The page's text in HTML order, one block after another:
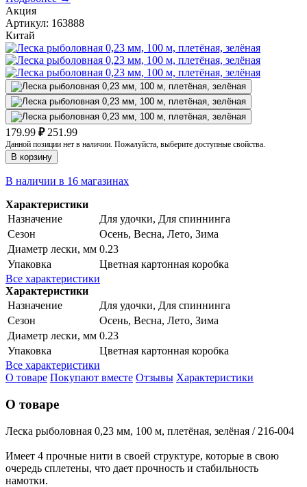
Акция
Артикул: 163888
Китай
179.99 ₽ 251.99
Данной позиции нет в наличии. Пожалуйста, выберите доступные свойства.
В корзину
В наличии в 16 магазинах
Характеристики
Назначение
Для удочки, Для спиннинга
Сезон
Осень, Весна, Лето, Зима
Диаметр лески, мм 0.23
Упаковка
Цветная картонная коробка
Все характеристики
Характеристики
Назначение
Для удочки, Для спиннинга
Сезон
Осень, Весна, Лето, Зима
Диаметр лески, мм 0.23
Упаковка
Цветная картонная коробка
Все характеристики
О товаре Покупают вместе Отзывы Характеристики
О товаре
Леска рыболовная 0,23 мм, 100 м, плетёная, зелёная / 216-004
Имеет 4 прочные нити в своей структуре, которые в свою
очередь сплетены, что дает прочность и стабильность
намотки.